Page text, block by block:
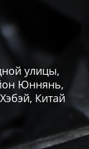
улицы,
Юннянь,
Китай